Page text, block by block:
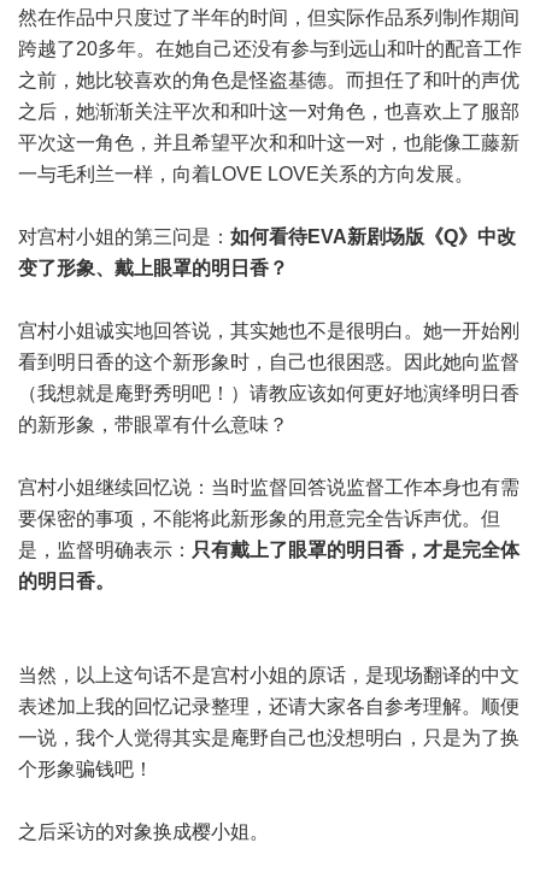
然在作品中只度过了半年的时间，但实际作品系列制作期间
跨越了20多年。在她自己还没有参与到远山和叶的配音工作
之前，她比较喜欢的角色是怪盗基德。而担任了和叶的声优
之后，她渐渐关注平次和和叶这一对角色，也喜欢上了服部
平次这一角色，并且希望平次和和叶这一对，也能像工藤新
一与毛利兰一样，向着LOVE LOVE关系的方向发展。
对宫村小姐的第三问是： 如何看待EVA新剧场版《Q》中改
变了形象、戴上眼罩的明日香？
宫村小姐诚实地回答说，其实她也不是很明白。她一开始刚
看到明日香的这个新形象时，自己也很困惑。因此她向监督
（我想就是庵野秀明吧！）请教应该如何更好地演绎明日香
的新形象，带眼罩有什么意味？
宫村小姐继续回忆说：当时监督回答说监督工作本身也有需
要保密的事项，不能将此新形象的用意完全告诉声优。但
是，监督明确表示： 只有戴上了眼罩的明日香，才是完全体
的明日香。
当然，以上这句话不是宫村小姐的原话，是现场翻译的中文
表述加上我的回忆记录整理，还请大家各自参考理解。顺便
一说，我个人觉得其实是庵野自己也没想明白，只是为了换
个形象骗钱吧！
之后采访的对象换成樱小姐。